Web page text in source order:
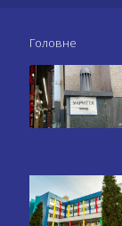
Головне